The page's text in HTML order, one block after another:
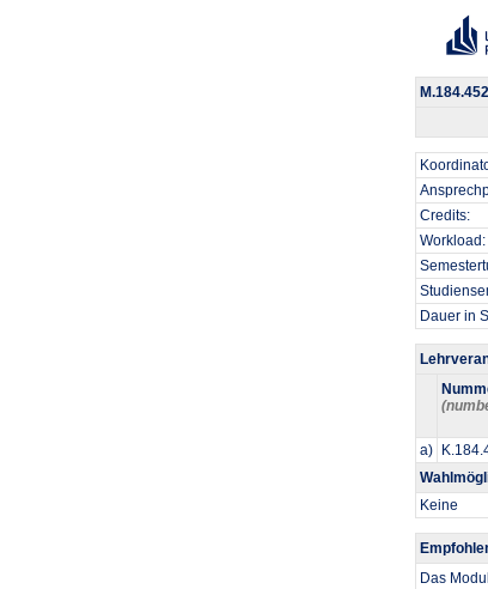
Credits:
Workload:
Dauer in
a)
Keine
​Das